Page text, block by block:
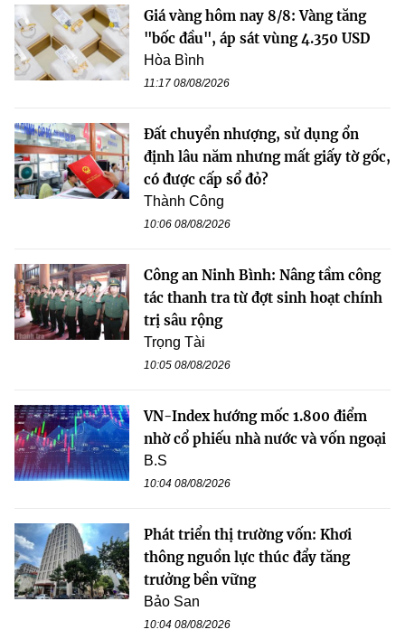
Giá vàng hôm nay 8/8: Vàng tăng
"bốc đầu", áp sát vùng 4.350 USD
Hòa Bình
11:17 08/08/2026
Đất chuyển nhượng, sử dụng ổn
định lâu năm nhưng mất giấy tờ gốc,
có được cấp sổ đỏ?
Thành Công
10:06 08/08/2026
Công an Ninh Bình: Nâng tầm công
tác thanh tra từ đợt sinh hoạt chính
trị sâu rộng
Trọng Tài
10:05 08/08/2026
VN-Index hướng mốc 1.800 điểm
nhờ cổ phiếu nhà nước và vốn ngoại
B.S
10:04 08/08/2026
Phát triển thị trường vốn: Khơi
thông nguồn lực thúc đẩy tăng
trưởng bền vững
Bảo San
10:04 08/08/2026